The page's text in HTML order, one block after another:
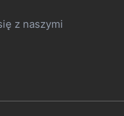
z naszymi